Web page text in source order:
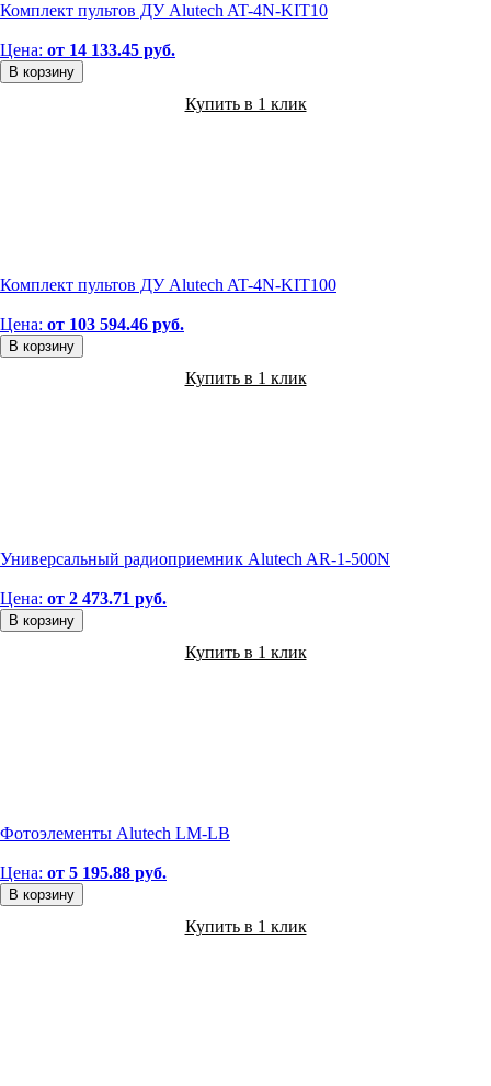
Комплект пультов ДУ Alutech AT-4N-KIT10
Цена: от 14 133.45 руб.
В корзину
Купить в 1 клик
Комплект пультов ДУ Alutech AT-4N-KIT100
Цена: от 103 594.46 руб.
В корзину
Купить в 1 клик
Универсальный радиоприемник Alutech AR-1-500N
Цена: от 2 473.71 руб.
В корзину
Купить в 1 клик
Фотоэлементы Alutech LM-LB
Цена: от 5 195.88 руб.
В корзину
Купить в 1 клик